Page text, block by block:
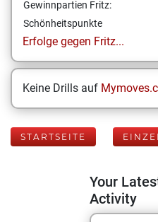
Gewinnpartien Fritz:
Schönheitspunkte
Erfolge gegen Fritz...
Keine Drills auf
STARTSEITE
Your
Activity